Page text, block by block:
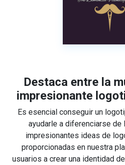
Destaca entre la
impresionante
Es esencial conseguir un
ayudarle a diferenciarse de
impresionantes ideas de
proporcionadas en nuestra
usuarios a crear una identidad